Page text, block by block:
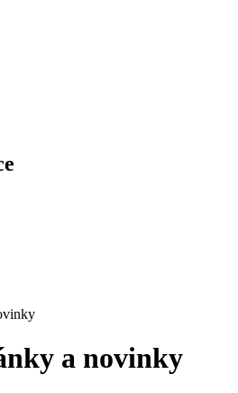
a novinky